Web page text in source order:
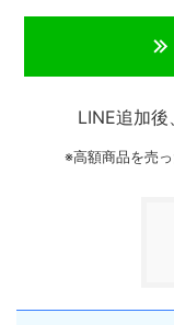
LINE追加後
※高額商品を売